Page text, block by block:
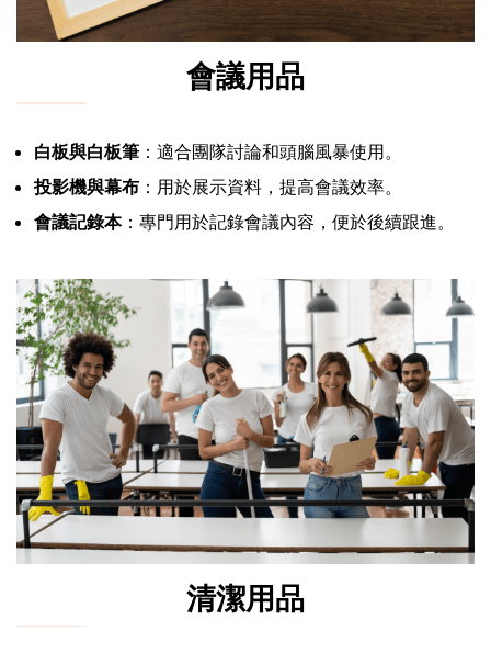
會議用品
白板與白板筆 ：適合團隊討論和頭腦風暴使用。
投影機與幕布 ：用於展示資料，提高會議效率。
會議記錄本：專門用於記錄會議內容，便於後續跟進。
清潔用品